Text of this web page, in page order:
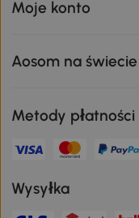
Moje konto
Aosom na świecie
Metody płatności
Wysyłka